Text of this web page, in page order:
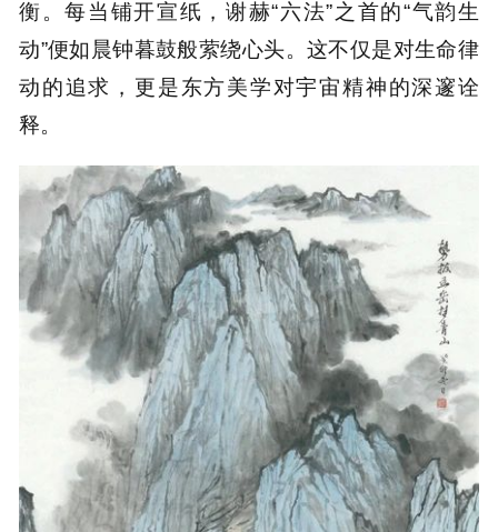
衡。每当铺开宣纸，谢赫“六法”之首的“气韵生
动”便如晨钟暮鼓般萦绕心头。这不仅是对生命律
动的追求，更是东方美学对宇宙精神的深邃诠
释。